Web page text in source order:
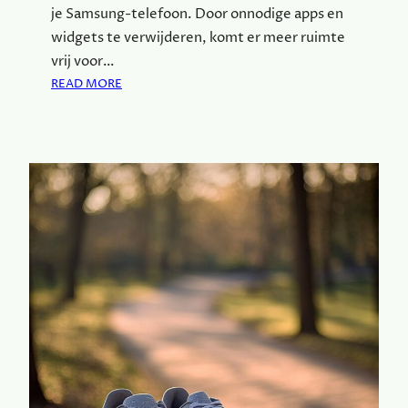
je Samsung-telefoon. Door onnodige apps en
widgets te verwijderen, komt er meer ruimte
vrij voor…
READ MORE
K
J
E
S
U
N
G
-
T
E